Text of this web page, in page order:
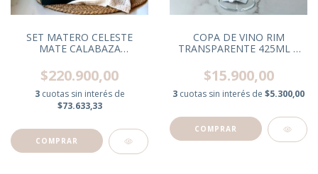
SET MATERO CELESTE
MATE CALABAZA
CUERO C/BANDEJA
$220.900,00
3 cuotas sin interés de
$73.633,33
COPA DE VINO RIM
TRANSPARENTE 425ML X
$15.900,00
3 cuotas sin interés de $5.300,00